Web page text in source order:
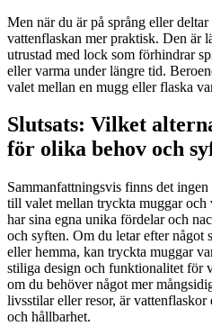
Men när du är på språng eller
vattenflaskan mer praktisk. Den är
utrustad med lock som förhindrar
eller varma under längre tid.
valet mellan en mugg eller flaska
Slutsats: Vilket
för olika behov och
Sammanfattningsvis finns det
till valet mellan tryckta muggar och
har sina egna unika fördelar och
och syften. Om du letar efter något
eller hemma, kan tryckta muggar
stiliga design och funktionalitet för
om du behöver något mer
livsstilar eller resor, är
och hållbarhet.